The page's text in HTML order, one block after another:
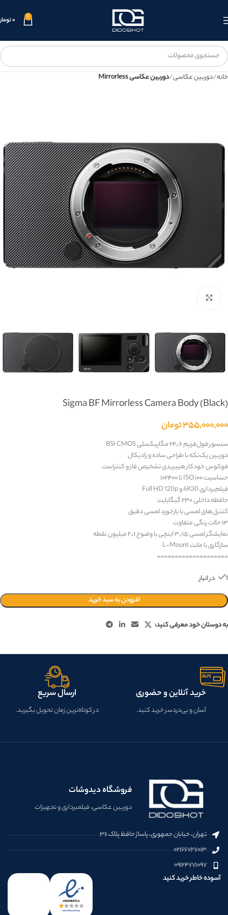
0 ۰
خانه دوربین عکاسی دوربین عکاسی Mirrorless
Sigma BF Mirrorless Camera Body (Black)
۳۵۵,۰۰۰,۰۰۰تومان
سنسور فول‌فریم ‎۲۴٫۶‎ مگاپیکسلی
BSI CMOS
دوربین یک‌تکه با طراحی ساده و رادیکال
فوکوس خودکار هیبریدی تشخیص فاز و کنتراست
حساسیت ‎ISO ۱۰۰‎ تا ‎۱۰۲۴۰۰‎
فیلم‌برداری ‎6K30‎ و ‎Full HD 120p‎
حافظه داخلی ‎۲۳۰‎ گیگابایت
کنترل‌های لمسی با بازخورد لمسی دقیق
۱۳ حالت رنگی متفاوت
نمایشگر لمسی ‎۳٫۱۵‎ اینچی با وضوح ‎۲٫۱‎ میلیون نقطه
سازگاری با مانتL-Mount
====================
1 در انبار
افزودن به سبد خرید
به دوستان خود معرفی کنید:
خرید آنلاین و حضوری
آسان و بی‌دردسر خرید کنید.
ارسال سریع
در کوتاه‌ترین زمان تحویل بگیرید.
فروشگاه دیدوشات
دوربین عکاسی، فیلمبرداری و تجهیزات
تهران، خیابان جمهوری، پاساژ حافظ پلاک ۳۶
۰۲۱۶۶۷۲۷۰۱۳
۰۹۱۲۴۷۷۱۰۹۷
آسوده خاطر خرید کنید